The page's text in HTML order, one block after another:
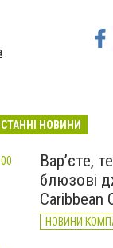
НОВИНИ
Вар’єте,
блюзові
Caribbean
НОВИНИ